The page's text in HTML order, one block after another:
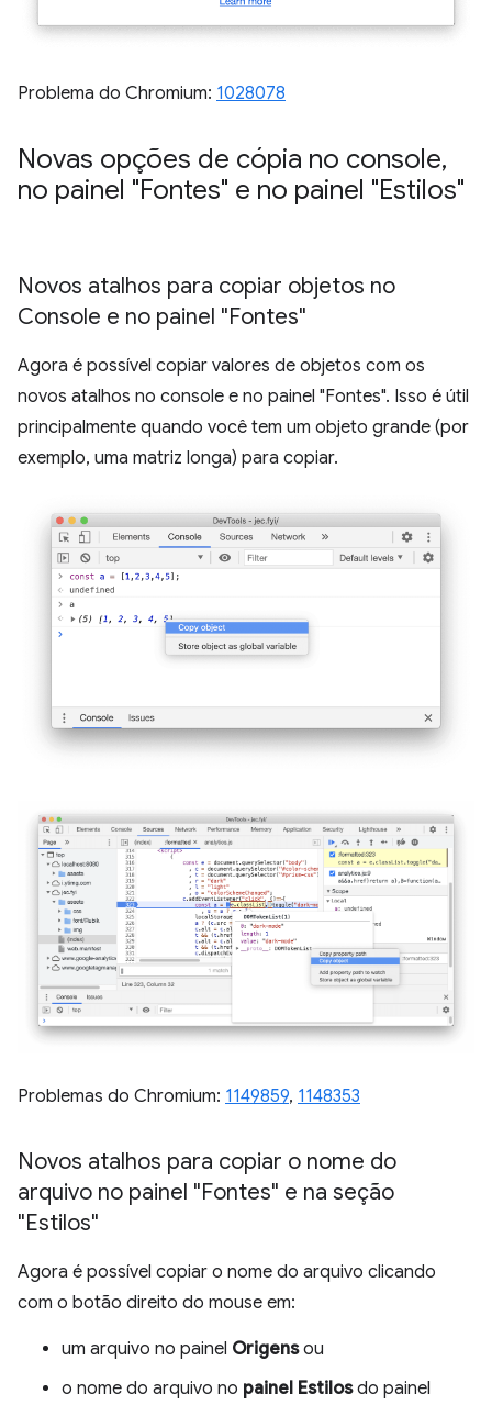
Problema do Chromium: 1028078
Novas opções de cópia no console,
no painel "Fontes" e no painel "Estilos"
Novos atalhos para copiar objetos no
Console e no painel "Fontes"
Agora é possível copiar valores de objetos com os
novos atalhos no console e no painel "Fontes". Isso é útil
principalmente quando você tem um objeto grande (por
exemplo, uma matriz longa) para copiar.
Problemas do Chromium: 1149859, 1148353
Novos atalhos para copiar o nome do
arquivo no painel "Fontes" e na seção
"Estilos"
Agora é possível copiar o nome do arquivo clicando
com o botão direito do mouse em:
um arquivo no painel Origensou
o nome do arquivo no painel Estilosdo painel